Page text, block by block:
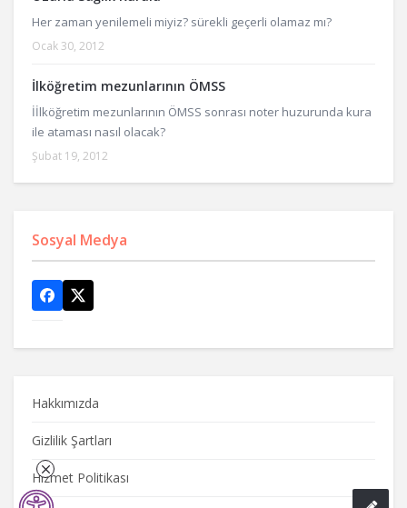
Her zaman yenilemeli miyiz? sürekli geçerli olamaz mı?
Ocak 30, 2012
İlköğretim mezunlarının ÖMSS
İİlköğretim mezunlarının ÖMSS sonrası noter huzurunda kura
ile ataması nasıl olacak?
Şubat 19, 2012
Sosyal Medya
Hakkımızda
Gizlilik Şartları
Hizmet Politikası